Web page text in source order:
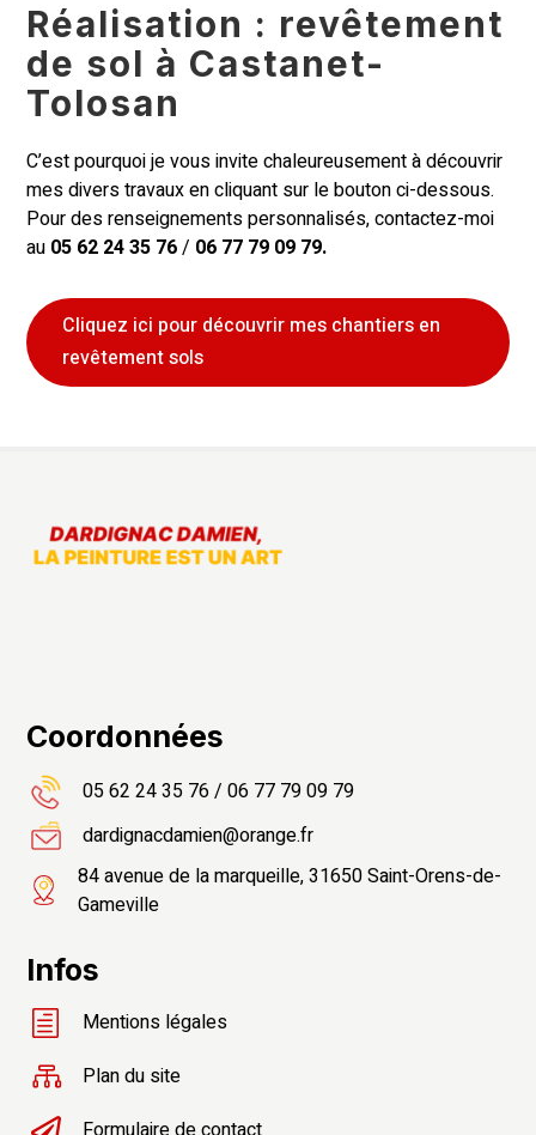
Réalisation : revêtement
de sol à Castanet-
Tolosan
C’est pourquoi je vous invite chaleureusement à découvrir
mes divers travaux en cliquant sur le bouton ci-dessous.
Pour des renseignements personnalisés, contactez-moi
au 05 62 24 35 76/ 06 77 79 09 79.
Cliquez ici pour découvrir mes chantiers en
revêtement sols
Coordonnées
05 62 24 35 76/06 77 79 09 79
dardignacdamien@orange.fr
84 avenue de la marqueille, 31650 Saint-Orens-de-
Gameville
Infos
h Mentions légales
 Plan du site